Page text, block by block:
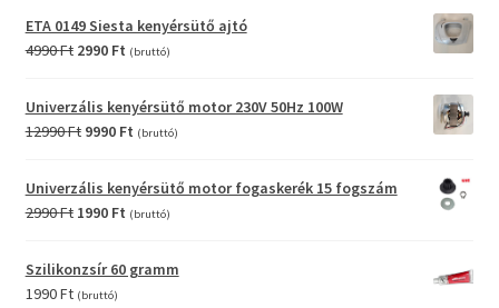
was:
is:
3990 Ft.
ETA 0149 Siesta kenyérsütő ajtó
4990Ft Original
was:
2990 FtCurrent
2990 Ft.
(bruttó)
Univerzális kenyérsütő motor 230V 50Hz 100W
12990Ft Original
was:
12990 Ft.
9990 FtCurrent
is:
9990 Ft.
(bruttó)
Univerzális kenyérsütő motor fogaskerék 15 fogszám
2990Ft Original
was:
1990 FtCurrent
1990 Ft.
(bruttó)
Szilikonzsír 60 gramm
1990Ft (bruttó)